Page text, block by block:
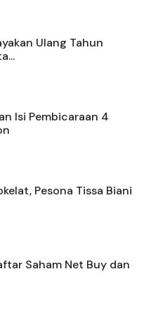
Ulang Tahun
Isi Pembicaraan 4
Pesona Tissa Biani
Saham Net Buy dan